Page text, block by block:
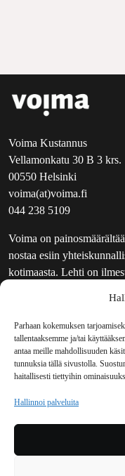
Parhaan kokemuksen
tallentaaksemme ja/tai
antaa meille mahdollisuuden
tunnuksia tällä sivustolla.
haitallisesti tiettyihin
Hallinnoi palveluita
Voima Kustannus
Vellamonkatu 30 B 3 krs.
00550 Helsinki
voima(at)voima.fi
044 238 5109
Voima on
nostaa esiin
kotimaasta. Lehti on
UUTISKIRJE
MAINOSTAJILLE
VASTAMAINOKSET
JAKELUPAIKAT
REKISTERISELOSTE
TILAUKSEN
TILAUSOHJEET JA -